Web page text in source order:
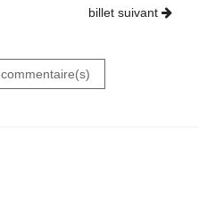
billet suivant